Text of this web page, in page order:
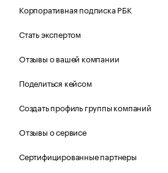
Корпоративная подписка РБК
Стать экспертом
Отзывы о вашей компании
Поделиться кейсом
Создать профиль группы компаний
Отзывы о сервисе
Сертифицированные партнеры